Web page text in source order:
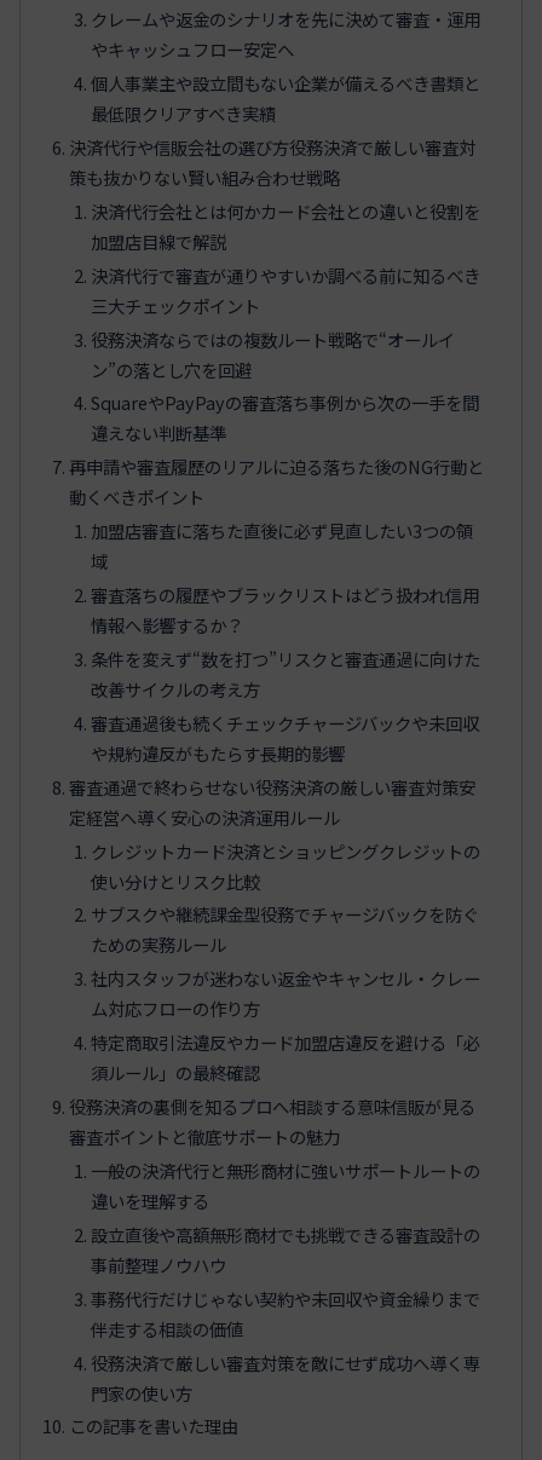
クレームや返金のシナリオを先に決めて審査・運用
やキャッシュフロー安定へ
個人事業主や設立間もない企業が備えるべき書類と
最低限クリアすべき実績
決済代行や信販会社の選び方役務決済で厳しい審査対
策も抜かりない賢い組み合わせ戦略
決済代行会社とは何かカード会社との違いと役割を
加盟店目線で解説
決済代行で審査が通りやすいか調べる前に知るべき
三大チェックポイント
役務決済ならではの複数ルート戦略で“オールイ
ン”の落とし穴を回避
SquareやPayPayの審査落ち事例から次の一手を間
違えない判断基準
再申請や審査履歴のリアルに迫る落ちた後のNG行動と
動くべきポイント
加盟店審査に落ちた直後に必ず見直したい3つの領
域
審査落ちの履歴やブラックリストはどう扱われ信用
情報へ影響するか？
条件を変えず“数を打つ”リスクと審査通過に向けた
改善サイクルの考え方
審査通過後も続くチェックチャージバックや未回収
や規約違反がもたらす長期的影響
審査通過で終わらせない役務決済の厳しい審査対策安
定経営へ導く安心の決済運用ルール
クレジットカード決済とショッピングクレジットの
使い分けとリスク比較
サブスクや継続課金型役務でチャージバックを防ぐ
ための実務ルール
社内スタッフが迷わない返金やキャンセル・クレー
ム対応フローの作り方
特定商取引法違反やカード加盟店違反を避ける「必
須ルール」の最終確認
役務決済の裏側を知るプロへ相談する意味信販が見る
審査ポイントと徹底サポートの魅力
一般の決済代行と無形商材に強いサポートルートの
違いを理解する
設立直後や高額無形商材でも挑戦できる審査設計の
事前整理ノウハウ
事務代行だけじゃない契約や未回収や資金繰りまで
伴走する相談の価値
役務決済で厳しい審査対策を敵にせず成功へ導く専
門家の使い方
この記事を書いた理由